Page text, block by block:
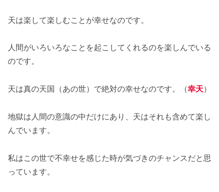
天は楽して楽しむことが幸せなのです。
人間がいろいろなことを起こしてくれるのを楽しんでいる
のです。
天は真の天国（あの世）で絶対の幸せなのです。（幸天）
地獄は人間の意識の中だけにあり、天はそれも含めて楽し
んでいます。
私はこの世で不幸せを感じた時が気づきのチャンスだと思
っています。